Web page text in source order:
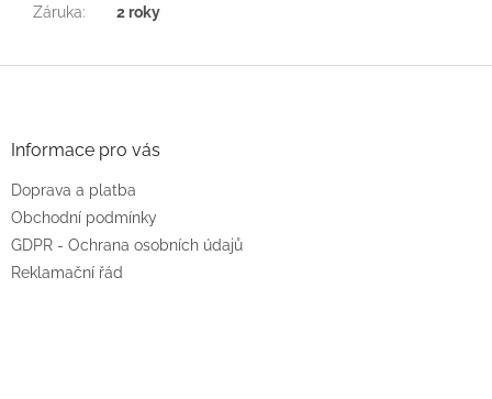
Záruka: 2 roky
Informace pro vás
Doprava a platba
Obchodní podmínky
GDPR - Ochrana osobních údajů
Reklamační řád